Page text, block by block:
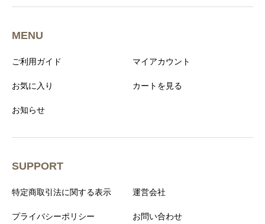
MENU
ご利用ガイド マイアカウント
お気に入り カートを見る
お知らせ
SUPPORT
特定商取引法に関する表示 運営会社
プライバシーポリシー お問い合わせ